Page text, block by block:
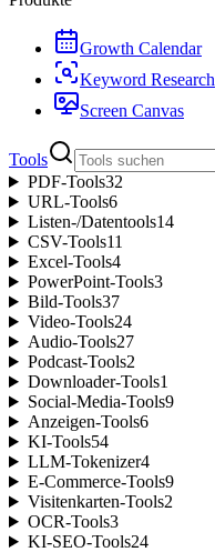
Growth Calendar
Keyword Research
Screen Canvas
Tools
PDF-Tools32
URL-Tools6
Listen-/Datentools14
CSV-Tools11
Excel-Tools4
PowerPoint-Tools3
Bild-Tools37
Video-Tools24
Audio-Tools27
Podcast-Tools2
Downloader-Tools1
Social-Media-Tools9
Anzeigen-Tools6
KI-Tools54
LLM-Tokenizer4
E-Commerce-Tools9
Visitenkarten-Tools2
OCR-Tools3
KI-SEO-Tools24